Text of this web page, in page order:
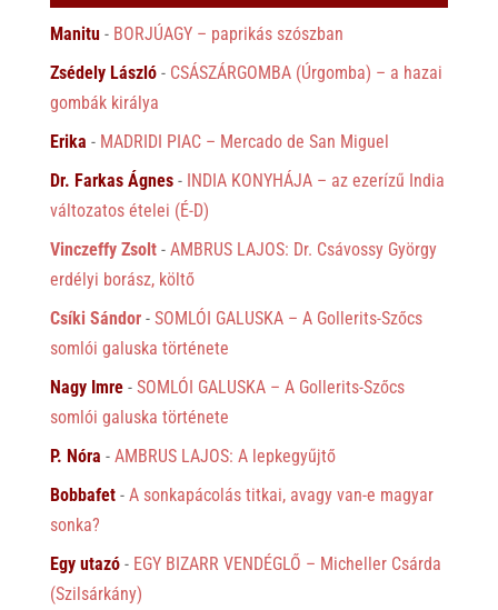
Manitu- BORJÚAGY – paprikás szószban
Zsédely László- CSÁSZÁRGOMBA (Úrgomba) – a hazai
gombák királya
Erika - MADRIDI PIAC – Mercado de San Miguel
Dr. Farkas Ágnes- INDIA KONYHÁJA – az ezerízű India
változatos ételei (É-D)
Vinczeffy Zsolt- AMBRUS LAJOS: Dr. Csávossy György
erdélyi borász, költő
Csíki Sándor- SOMLÓI GALUSKA – A Gollerits-Szőcs
somlói galuska története
Nagy Imre- SOMLÓI GALUSKA – A Gollerits-Szőcs
somlói galuska története
P. Nóra - AMBRUS LAJOS: A lepkegyűjtő
Bobbafet- A sonkapácolás titkai, avagy van-e magyar
sonka?
Egy utazó- EGY BIZARR VENDÉGLŐ – Micheller Csárda
(Szilsárkány)